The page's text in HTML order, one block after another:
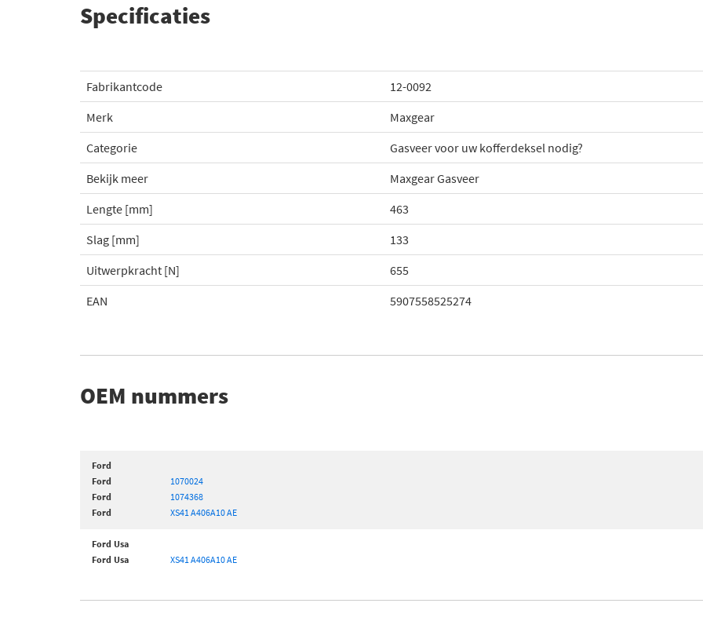
Specificaties
Fabrikantcode
12-0092
Merk
Maxgear
Categorie
Gasveer voor uw kofferdeksel nodig?
Bekijk meer
Maxgear Gasveer
Lengte [mm]
463
Slag [mm]
133
Uitwerpkracht [N]
655
EAN
5907558525274
OEM nummers
Ford
Ford
1070024
Ford
1074368
Ford
XS41 A406A10 AE
Ford Usa
Ford Usa
XS41 A406A10 AE